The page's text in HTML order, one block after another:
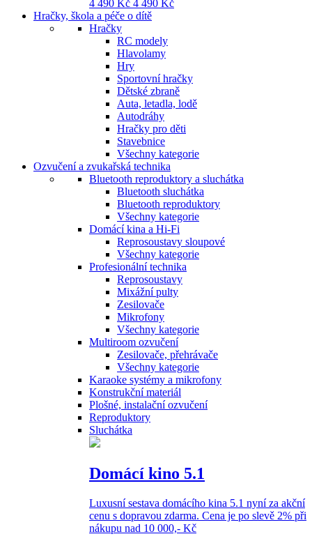
4 490 Kč 4 490 Kč
Hračky, škola a péče o dítě
Hračky
RC modely
Hlavolamy
Hry
Sportovní hračky
Dětské zbraně
Auta, letadla, lodě
Autodráhy
Hračky pro děti
Stavebnice
Všechny kategorie
Ozvučení a zvukařská technika
Bluetooth reproduktory a sluchátka
Bluetooth sluchátka
Bluetooth reproduktory
Všechny kategorie
Domácí kina a Hi-Fi
Reprosoustavy sloupové
Všechny kategorie
Profesionální technika
Reprosoustavy
Mixážní pulty
Zesilovače
Mikrofony
Všechny kategorie
Multiroom ozvučení
Zesilovače, přehrávače
Všechny kategorie
Karaoke systémy a mikrofony
Konstrukční materiál
Plošné, instalační ozvučení
Reproduktory
Sluchátka
Domácí kino 5.1
Luxusní sestava domácího kina 5.1 nyní za akční
cenu s dopravou zdarma. Cena je po slevě 2% při
nákupu nad 10 000,- Kč